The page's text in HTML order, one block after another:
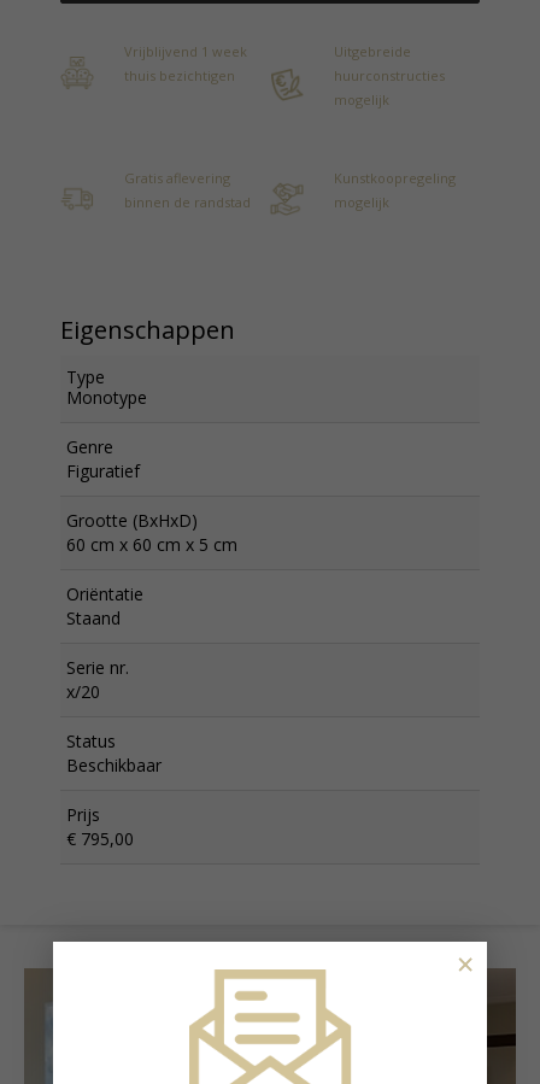
Vrijblijvend 1 week
thuis bezichtigen
Uitgebreide
huurconstructies
mogelijk
Gratis aflevering
binnen de randstad
Kunstkoopregeling
mogelijk
Eigenschappen
Type
Monotype
Genre
Figuratief
Grootte (BxHxD)
60 cm x 60 cm x 5 cm
Oriëntatie
Staand
Serie nr.
x/20
Status
Beschikbaar
Prijs
€ 795,00
×